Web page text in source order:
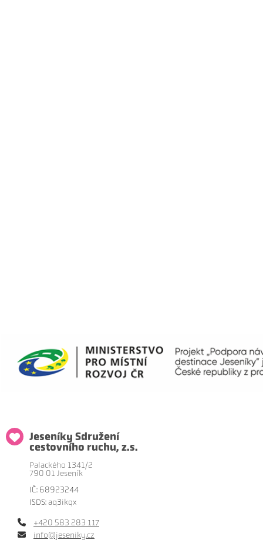
Jeseníky Sdružení
cestovního ruchu, z.s.
Palackého 1341/2
790 01 Jeseník
IČ: 68923244
ISDS: aq3ikqx
+420 583 283 117
info@jeseniky.cz